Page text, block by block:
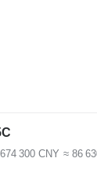
674 300 CNY ≈ 86